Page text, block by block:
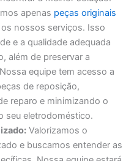
apenas peças originais
nossos serviços. Isso
e a qualidade adequada
além de preservar a
equipe tem acesso a
de reposição,
reparo e minimizando o
seu eletrodoméstico.
Valorizamos o
e buscamos entender as